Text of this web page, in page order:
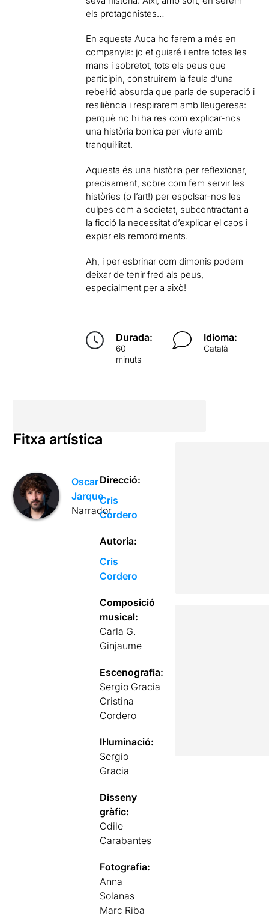
els protagonistes…
En aquesta Auca ho farem a més en
companyia: jo et guiaré i entre totes les
mans i sobretot, tots els peus que
participin, construirem la faula d’una
rebel·lió absurda que parla de superació i
resiliència i respirarem amb lleugeresa:
perquè no hi ha res com explicar-nos
una història bonica per viure amb
tranquil·litat.
Aquesta és una història per reflexionar,
precisament, sobre com fem servir les
històries (o l’art!) per espolsar-nos les
culpes com a societat, subcontractant a
la ficció la necessitat d’explicar el caos i
expiar els remordiments.
Ah, i per esbrinar com dimonis podem
deixar de tenir fred als peus,
especialment per a això!
Durada:
60
minuts
Idioma:
Català
Fitxa artística
Oscar
Jarque
Narrador
Direcció:
Cris
Cordero
Autoria:
Cris
Cordero
Composició
musical:
Carla G.
Ginjaume
Escenografia:
Sergio Gracia
Cristina
Cordero
Il·luminació:
Sergio
Gracia
Disseny
gràfic:
Odile
Carabantes
Fotografia:
Anna
Solanas
Marc Riba